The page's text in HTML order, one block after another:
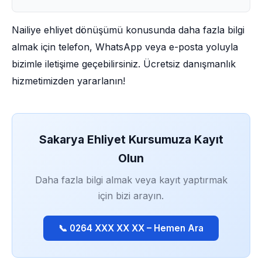
Nailiye ehliyet dönüşümü konusunda daha fazla bilgi
almak için telefon, WhatsApp veya e-posta yoluyla
bizimle iletişime geçebilirsiniz. Ücretsiz danışmanlık
hizmetimizden yararlanın!
Sakarya Ehliyet Kursumuza Kayıt
Olun
Daha fazla bilgi almak veya kayıt yaptırmak
için bizi arayın.
📞 0264 XXX XX XX – Hemen Ara